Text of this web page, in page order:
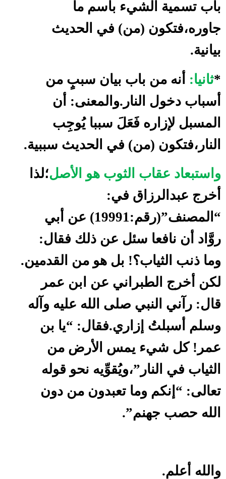
باب تسمية الشيء باسم ما
جاوره،فتكون (من) في الحديث
بيانية.
*ثانيا: أنه من باب بيان سببٍ من
أسباب دخول النار.والمعنى: أن
المسبل لإزاره فَعَلَ سببا يُوجِب
النار،فتكون (من) في الحديث سببية.
واستبعاد عقاب الثوب هو الأصل؛لذا
أخرج عبدالرزاق في:
“المصنف”(رقم:19991) عن أبي
روَّاد أن نافعا سئل عن ذلك فقال:
وما ذنب الثياب؟! بل هو من القدمين.
لكن أخرج الطبراني عن ابن عمر
قال: رآني النبي صلى الله عليه وآله
وسلم أسبلتُ إزاري.فقال: “يا بن
عمر! كل شيء يمس الأرض من
الثياب في النار”،ويُقوِّيه نحو قوله
تعالى: “إنكم وما تعبدون من دون
الله حصب جهنم”.
والله أعلم.